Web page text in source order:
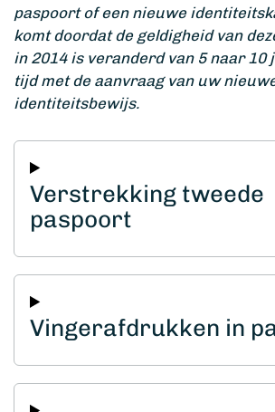
paspoort of een nieuwe
komt doordat de geldigheid van
in 2014 is veranderd van 5 naar 10
tijd met de aanvraag van uw
identiteitsbewijs.
Verstrekking tweede
paspoort
Vingerafdrukken in